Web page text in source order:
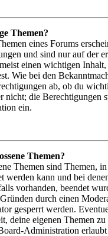
Themen?
eines Forums
und sind nur auf der
einen wichtigen
Wie bei den
ab, ob du
nicht; die Berechtigungen
ein.
Themen?
Themen sind Themen,
werden kann und bei
vorhanden, beendet
durch einen
gesperrt werden.
deine eigenen Themen zu
Administration